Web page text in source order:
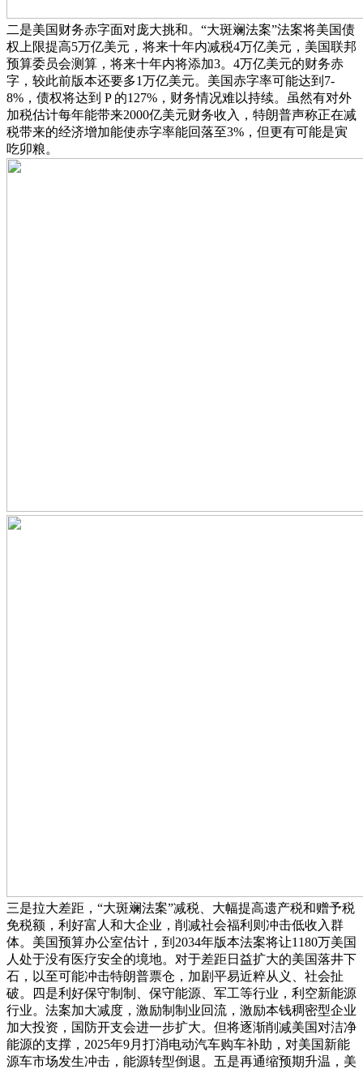
二是美国财务赤字面对庞大挑和。“大斑斓法案”法案将美国债
权上限提高5万亿美元，将来十年内减税4万亿美元，美国联邦
预算委员会测算，将来十年内将添加3。4万亿美元的财务赤
字，较此前版本还要多1万亿美元。美国赤字率可能达到7-
8%，债权将达到 P 的127%，财务情况难以持续。虽然有对外
加税估计每年能带来2000亿美元财务收入，特朗普声称正在减
税带来的经济增加能使赤字率能回落至3%，但更有可能是寅
吃卯粮。
三是拉大差距，“大斑斓法案”减税、大幅提高遗产税和赠予税
免税额，利好富人和大企业，削减社会福利则冲击低收入群
体。美国预算办公室估计，到2034年版本法案将让1180万美国
人处于没有医疗安全的境地。对于差距日益扩大的美国落井下
石，以至可能冲击特朗普票仓，加剧平易近粹从义、社会扯
破。四是利好保守制制、保守能源、军工等行业，利空新能源
行业。法案加大减度，激励制制业回流，激励本钱稠密型企业
加大投资，国防开支会进一步扩大。但将逐渐削减美国对洁净
能源的支撑，2025年9月打消电动汽车购车补助，对美国新能
源车市场发生冲击，能源转型倒退。五是再通缩预期升温，美